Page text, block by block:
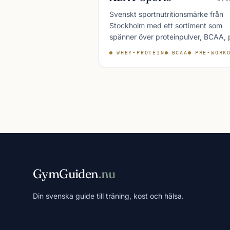
Svenskt sportnutritionsmärke från
Stockholm med ett sortiment som
spänner över proteinpulver, BCAA,
WHEY-PROTEIN BCAA PRE-
GymGuiden.nu
Din svenska guide till träning, kost och hälsa.